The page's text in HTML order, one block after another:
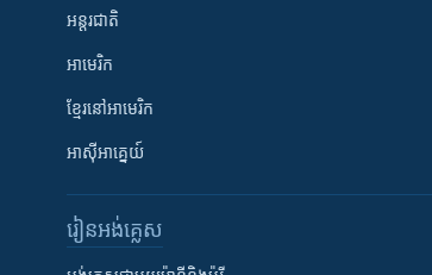
អន្តរជាតិ
អាមេរិក
ខ្មែរ​នៅអាមេរិក
អាស៊ីអាគ្នេយ៍
រៀន​​អង់គ្លេស